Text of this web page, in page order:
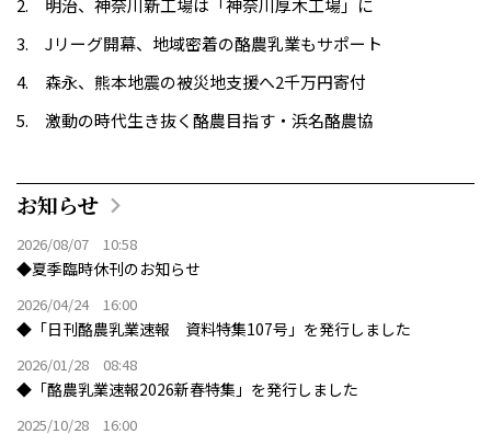
明治、神奈川新工場は「神奈川厚木工場」に
Jリーグ開幕、地域密着の酪農乳業もサポート
森永、熊本地震の被災地支援へ2千万円寄付
激動の時代生き抜く酪農目指す・浜名酪農協
お知らせ
2026/08/07 10:58
◆夏季臨時休刊のお知らせ
2026/04/24 16:00
◆「日刊酪農乳業速報 資料特集107号」を発行しました
2026/01/28 08:48
◆「酪農乳業速報2026新春特集」を発行しました
2025/10/28 16:00